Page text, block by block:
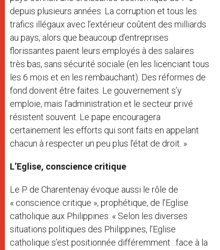
depuis plusieurs années. La corruption et tous les
trafics illégaux avec l’extérieur coûtent des milliards
au pays, alors que beaucoup d’entreprises
florissantes paient leurs employés à des salaires
très bas, sans sécurité sociale (en les licenciant tous
les 6 mois et en les rembauchant). Des réformes de
fond doivent être faites. Le gouvernement s’y
emploie, mais l’administration et le secteur privé
résistent souvent. Le pape encouragera
certainement les efforts qui sont faits en appelant
chacun à respecter un peu plus l’état de droit. »
L’Eglise, conscience critique
Le P. de Charentenay évoque aussi le rôle de
« conscience critique », prophétique, de l’Eglise
catholique aux Philippines: « Selon les diverses
situations politiques des Philippines, l’Eglise
catholique s’est positionnée différemment : face à la